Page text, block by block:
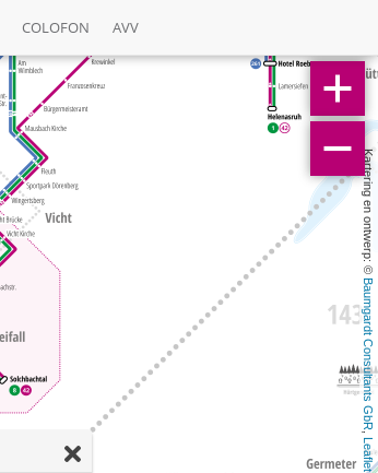
COLOFON AVV
Kartering en ontwerp: ©
Baumgardt Consultants GbR
,
Leaflet